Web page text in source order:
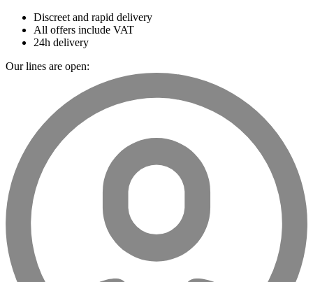
Discreet and rapid delivery
All offers include VAT
24h delivery
Our lines are open: